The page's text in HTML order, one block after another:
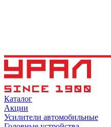
Каталог
Акции
Усилители автомобильные